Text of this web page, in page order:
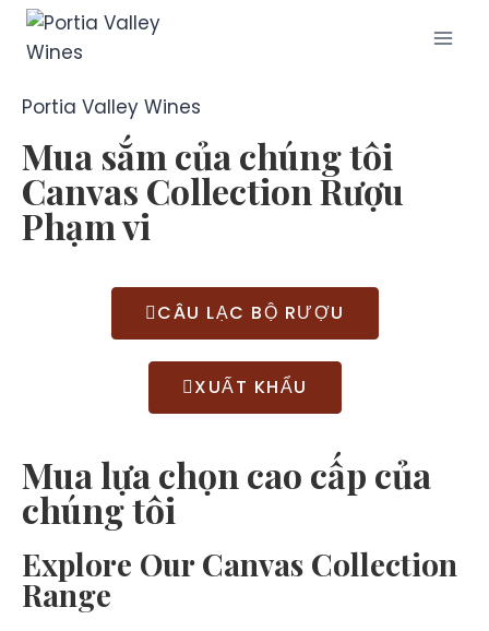
Portia Valley Wines
Mua sắm của chúng tôi
Canvas CollectionRượu
Phạm vi
CÂU LẠC BỘ RƯỢU
XUẤT KHẨU
Mua lựa chọn cao cấp của
chúng tôi
Explore Our Canvas Collection
Range